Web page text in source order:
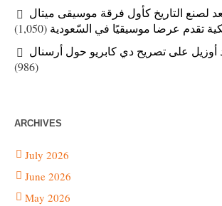
لصنع التاريخ كأول فرقة موسيقى ميتال
تقدم عرضا موسيقيًا في السّعودية (1,050)
على تصريح دي كابريو حول أرسنال
(986)
ARCHIVES
July 2026
June 2026
May 2026